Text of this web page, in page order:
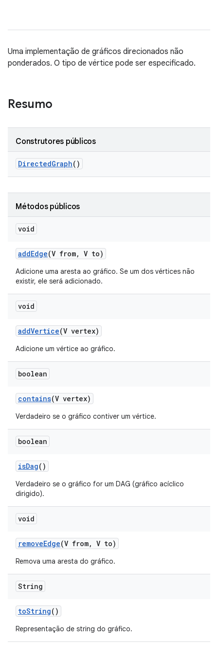
Uma implementação de gráficos direcionados não
ponderados. O tipo de vértice pode ser especificado.
Resumo
Construtores públicos
DirectedGraph()
Métodos públicos
void
addEdge(V from, V to)
Adicione uma aresta ao gráfico. Se um dos vértices não
existir, ele será adicionado.
void
addVertice(V vertex)
Adicione um vértice ao gráfico.
boolean
contains(V vertex)
Verdadeiro se o gráfico contiver um vértice.
boolean
isDag()
Verdadeiro se o gráfico for um DAG (gráfico acíclico
dirigido).
void
removeEdge(V from, V to)
Remova uma aresta do gráfico.
String
toString()
Representação de string do gráfico.